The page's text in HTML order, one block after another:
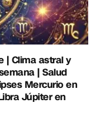
| Clima astral y
| Salud
Mercurio en
Júpiter en